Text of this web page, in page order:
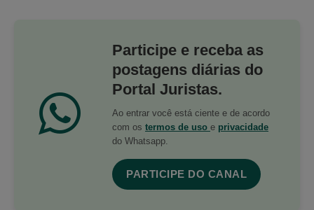
Participe e receba as
postagens diárias do
Portal Juristas.
Ao entrar você está ciente e de acordo
com os termos de uso e privacidade
do Whatsapp.
PARTICIPE DO CANAL